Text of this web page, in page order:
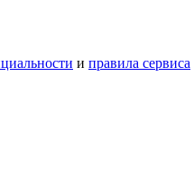
и правила сервиса